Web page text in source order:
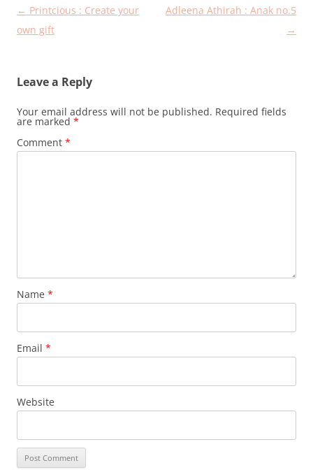
Post
navigation
← Printcious : Create your
own gift
Adleena Athirah : Anak no.5
→
Leave a Reply
Your email address will not be published. Required fields
are marked *
Comment *
Name *
Email *
Website